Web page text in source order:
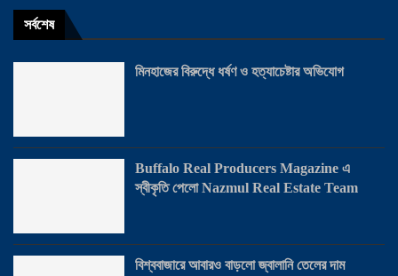
সর্বশেষ
মিনহাজের বিরুদ্ধে ধর্ষণ ও হত্যাচেষ্টার অভিযোগ
Buffalo Real Producers Magazine এ
স্বীকৃতি পেলো Nazmul Real Estate Team
বিশ্ববাজারে আবারও বাড়লো জ্বালানি তেলের দাম